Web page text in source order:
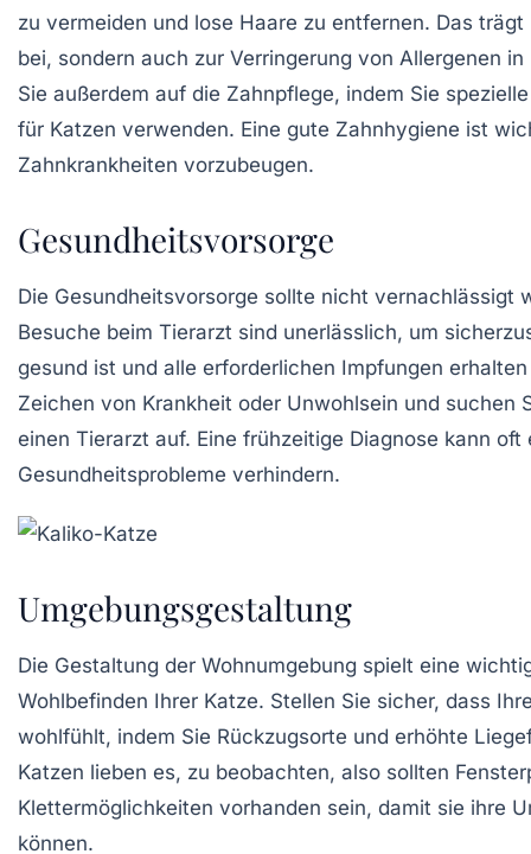
zu vermeiden und lose Haare zu entfernen. Das
bei, sondern auch zur Verringerung von Allergenen
Sie außerdem auf die Zahnpflege, indem Sie
für Katzen verwenden. Eine gute Zahnhygiene ist
Zahnkrankheiten vorzubeugen.
Gesundheitsvorsorge
Die Gesundheitsvorsorge sollte nicht vernachlässigt
Besuche beim Tierarzt sind unerlässlich, um
gesund ist und alle erforderlichen Impfungen
Zeichen von Krankheit oder Unwohlsein und suchen
einen Tierarzt auf. Eine frühzeitige Diagnose kann oft
Gesundheitsprobleme verhindern.
Umgebungsgestaltung
Die Gestaltung der Wohnumgebung spielt eine
Wohlbefinden Ihrer Katze. Stellen Sie sicher, dass
wohlfühlt, indem Sie Rückzugsorte und erhöhte
Katzen lieben es, zu beobachten, also sollten
Klettermöglichkeiten vorhanden sein, damit sie ihre
können.